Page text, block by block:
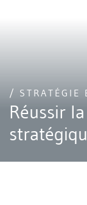
/ STRATÉGIE
Réussir